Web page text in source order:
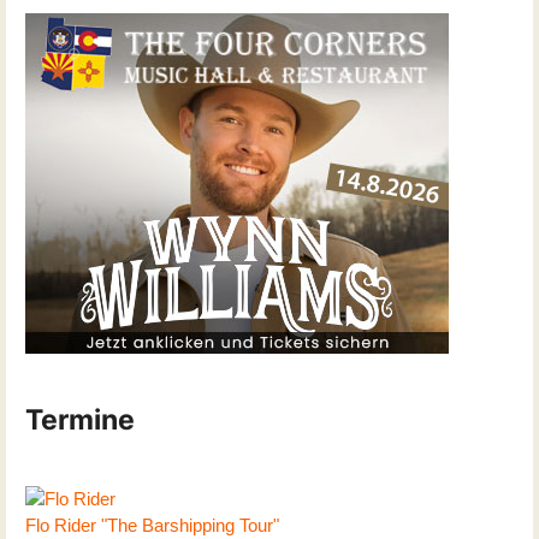
Termine
Flo Rider "The Barshipping Tour"